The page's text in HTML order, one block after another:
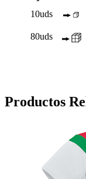
10uds
80uds
Productos